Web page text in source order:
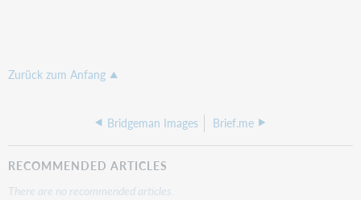
Zurück zum Anfang
Bridgeman Images Brief.me
RECOMMENDED ARTICLES
There are no recommended articles.